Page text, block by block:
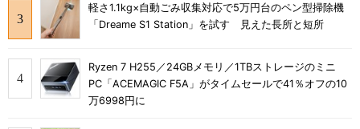
軽さ1.1kg×自動ごみ収集対応で5万円台のペン型掃除機
「Dreame S1 Station」を試す 見えた長所と短所
Ryzen 7 H255／24GBメモリ／1TBストレージのミニ
PC「ACEMAGIC F5A」がタイムセールで41％オフの10
万6998円に